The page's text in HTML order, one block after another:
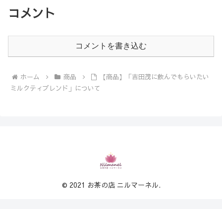
コメント
コメントを書き込む
ホーム 商品
【商品】「吉田茂に飲んでもらいたい
ミルクティブレンド」について
© 2021 お茶の店 ニルマーネル.